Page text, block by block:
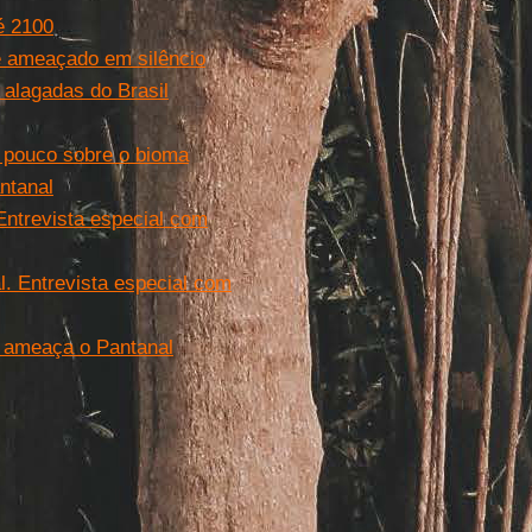
2100
em silêncio
do Brasil
sobre o bioma
especial com
Entrevista especial com
o Pantanal